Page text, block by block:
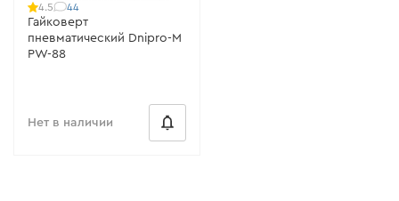
4.5 44
Гайковерт
пневматический Dnipro-M
PW-88
Нет в наличии